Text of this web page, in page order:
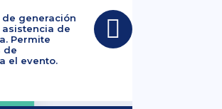
de generación
de
Permite
de
el evento.